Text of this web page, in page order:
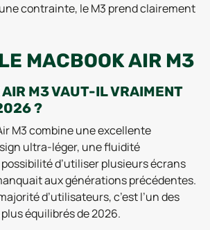
contrainte, le M3 prend clairement
MACBOOK AIR M3
AIR M3 VAUT-IL VRAIMENT
?
M3 combine une excellente
ultra-léger, une fluidité
d’utiliser plusieurs écrans
aux générations précédentes.
d’utilisateurs, c’est l’un des
équilibrés de 2026.